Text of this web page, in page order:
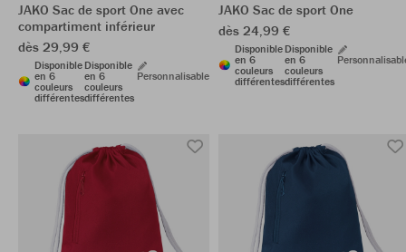
JAKO Sac de sport One avec
compartiment inférieur
dès 29,99 €
Disponible
en 6
couleurs
différentes
Disponible
en 6
couleurs
différentes
Personnalisable
JAKO Sac de sport One
dès 24,99 €
Disponible
en 6
couleurs
différentes
Disponible
en 6
couleurs
différentes